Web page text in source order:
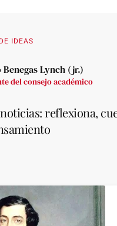
IDEAS
Lynch (jr.)
del consejo académico
reflexiona,